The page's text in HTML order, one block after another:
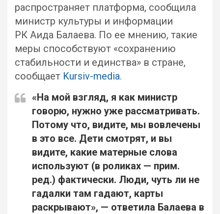
распространяет платформа, сообщила
министр культуры и информации
РК Аида Балаева. По ее мнению, такие
меры способствуют «сохранению
стабильности и единства» в стране,
сообщает Kursiv-media.
«На мой взгляд, я как министр
говорю, нужно уже рассматривать.
Потому что, видите, мы вовлечены
в это все. Дети смотрят, и вы
видите, какие матерные слова
используют (в роликах — прим.
ред.) фактически. Люди, чуть ли не
гадалки там гадают, карты
раскрывают», — ответила Балаева в